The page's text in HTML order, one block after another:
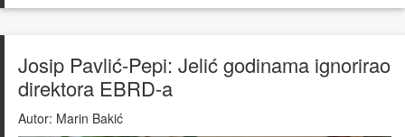
Josip Pavlić-Pepi: Jelić godinama ignorirao
direktora EBRD-a
Autor: Marin Bakić